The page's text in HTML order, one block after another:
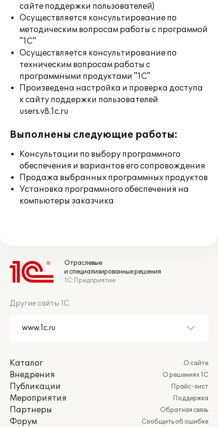
сайте поддержки пользователей)
Осуществляется консультирование по
методическим вопросам работы с программой
"1С"
Осуществляется консультирование по
техническим вопросам работы с
программными продуктами "1С"
Произведена настройка и проверка доступа
к сайту поддержки пользователей
users.v8.1c.ru
Выполнены следующие работы:
Консультации по выбору программного
обеспечения и вариантов его сопровождения
Продажа выбранных программных продуктов
Установка программного обеспечения на
компьютеры заказчика
Отраслевые
и специализированные решения
1С:Предприятие
Другие сайты 1С
Каталог
Внедрения
Публикации
Мероприятия
Партнеры
Форум
О сайте
О решениях 1С
Прайс-лист
Поддержка
Обратная связь
Сообщить об ошибке